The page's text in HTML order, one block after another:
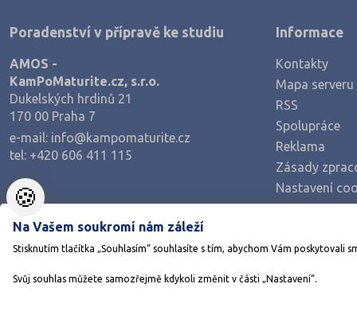
Poradenství v přípravě ke studiu
AMOS -
KamPoMaturite.cz, s.r.o.
Dukelských hrdinů 21
170 00 Praha 7
e-mail: info@kampomaturite.cz
tel: +420 606 411 115
Informace
Kontakty
Mapa serveru
RSS
Spolupráce
Reklama
Zásady
Nastavení
🍪
Na Vašem soukromí nám záleží
Stisknutím tlačítka „Souhlasím“ souhlasíte s tím, abychom Vám poskytovali
Svůj souhlas můžete samozřejmě kdykoli změnit v části „Nastavení“.